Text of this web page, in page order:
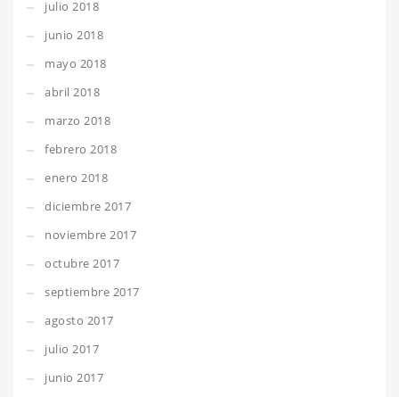
julio 2018
junio 2018
mayo 2018
abril 2018
marzo 2018
febrero 2018
enero 2018
diciembre 2017
noviembre 2017
octubre 2017
septiembre 2017
agosto 2017
julio 2017
junio 2017